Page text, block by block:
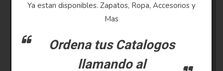
Ya estan disponibles. Zapatos, Ropa, Accesorios y
Mas
Ordena tus Catalogos
llamando al